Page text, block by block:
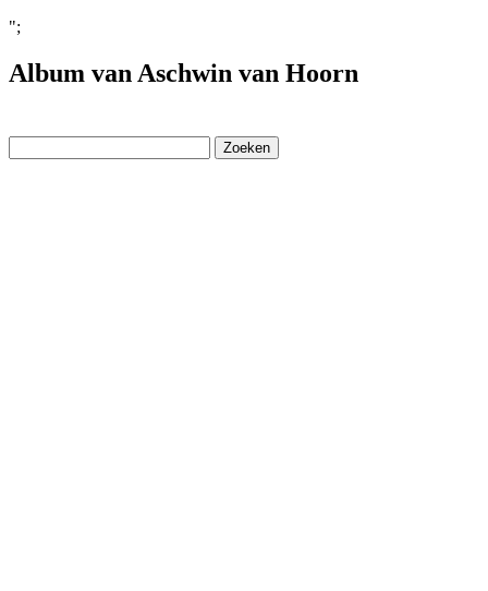
";
Album van Aschwin van Hoorn